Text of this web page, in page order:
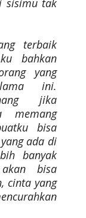
sisimu tak
terbaik
bahkan
yang
ini.
jika
memang
bisa
ada di
banyak
bisa
cinta yang